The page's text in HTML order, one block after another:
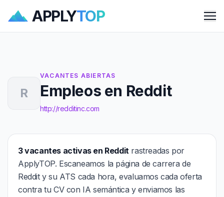
APPLYTOP
R
VACANTES ABIERTAS
Empleos en Reddit
http://redditinc.com
3 vacantes activas en Redditrastreadas por
ApplyTOP. Escaneamos la página de carrera de
Reddit y su ATS cada hora, evaluamos cada oferta
contra tu CV con IA semántica y enviamos las